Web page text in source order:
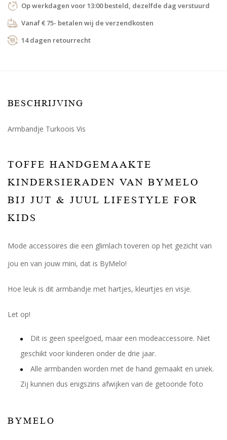
Op werkdagen voor 13:00 besteld, dezelfde dag verstuurd
Vanaf € 75- betalen wij de verzendkosten
14 dagen retourrecht
BESCHRIJVING
Armbandje Turkoois Vis
TOFFE HANDGEMAAKTE
KINDERSIERADEN VAN BYMELO
BIJ JUT & JUUL LIFESTYLE FOR
KIDS
Mode accessoires die een glimlach toveren op het gezicht van
jou en van jouw mini, dat is ByMelo!
Hoe leuk is dit armbandje met hartjes, kleurtjes en visje.
Let op!
Dit is geen speelgoed, maar een modeaccessoire. Niet
geschikt voor kinderen onder de drie jaar.
Alle armbanden worden met de hand gemaakt en uniek.
Zij kunnen dus enigszins afwijken van de getoonde foto
BYMELO